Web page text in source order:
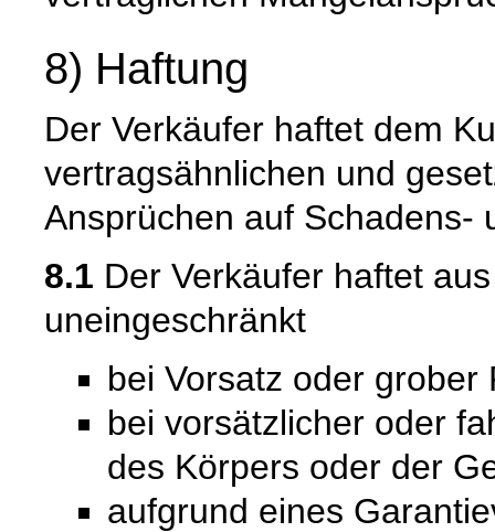
8) Haftung
Der Verkäufer haftet dem
vertragsähnlichen und
Ansprüchen auf Schadens-
8.1 Der Verkäufer haftet
uneingeschränkt
bei Vorsatz oder grober
bei vorsätzlicher oder
des Körpers oder der
aufgrund eines